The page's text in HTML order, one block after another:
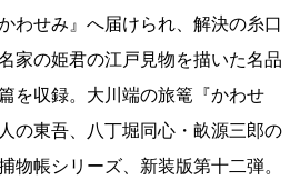
わせみ』へ届けられ、解決の糸口
家の姫君の江戸見物を描いた名品
を収録。大川端の旅篭『かわせ
の東吾、八丁堀同心・畝源三郎の
物帳シリーズ、新装版第十二弾。